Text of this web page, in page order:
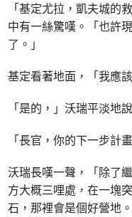
「基定尤拉，凱夫城的
中有一絲驚嘆。「也許
了。」
基定看著地面，「我應
「是的，」沃瑞平淡地
「長官，你的下一步計畫
沃瑞長嘆一聲，「除了
方大概三哩處，在一塊
石，那裡會是個好營地。